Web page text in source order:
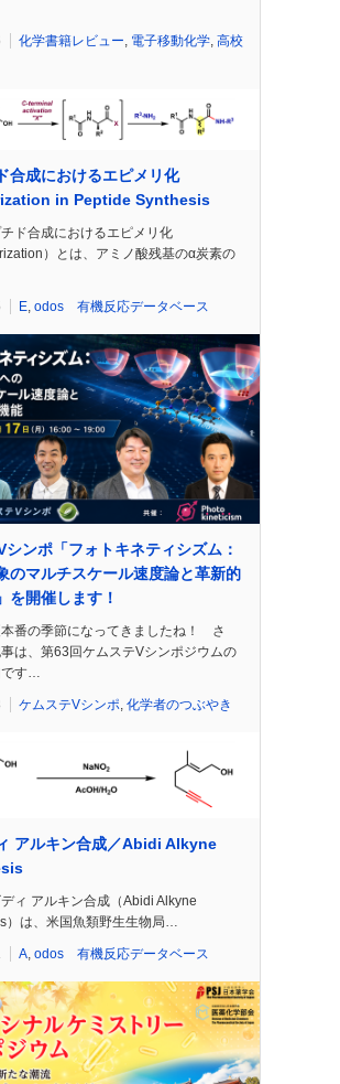
化学書籍レビュー, 電子移動化学, 高校
合成におけるエピメリ化
in Peptide Synthesis
ド合成におけるエピメリ化
）とは、アミノ酸残基のα炭素の
E, odos 有機反応データベース
シンポ「フォトキネティシズム：
のマルチスケール速度論と革新的
を開催します！
番の季節になってきましたね！ さ
は、第63回ケムステVシンポジウムの
す…
ケムステVシンポ 化学者のつぶやき
アルキン合成／Abidi Alkyne
ィ アルキン合成（Abidi Alkyne
）は、米国魚類野生生物局…
A odos 有機反応データベース